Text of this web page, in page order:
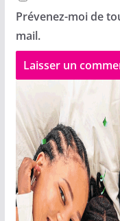
Prévenez-moi de
mail.